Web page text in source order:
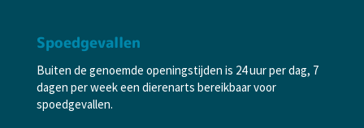
Spoedgevallen
Buiten de genoemde openingstijden is 24 uur per dag, 7
dagen per week een dierenarts bereikbaar voor
spoedgevallen.